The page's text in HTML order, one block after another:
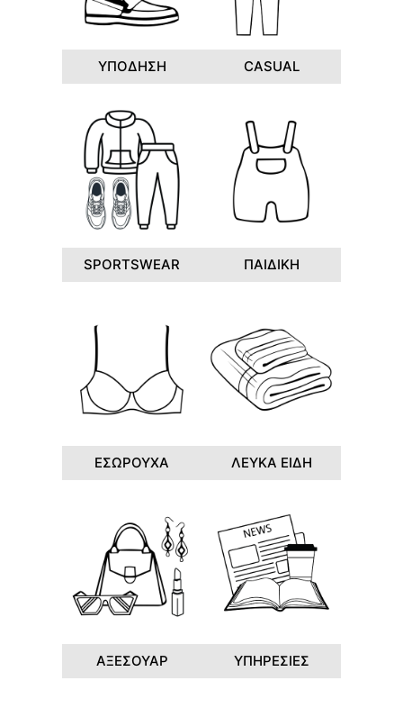
ΥΠΟΔΗΣΗ CASUAL
SPORTSWEAR ΠΑΙΔΙΚΗ
ΕΣΩΡΟΥΧΑ ΛΕΥΚΑ ΕΙΔΗ
ΑΞΕΣΟΥΑΡ ΥΠΗΡΕΣΙΕΣ